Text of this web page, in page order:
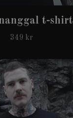
t-shirt
349 kr